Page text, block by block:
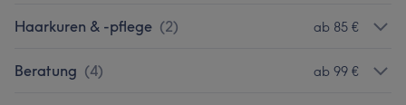
Haarkuren & -pflege (2) ab 85 €
Beratung (4) ab 99 €